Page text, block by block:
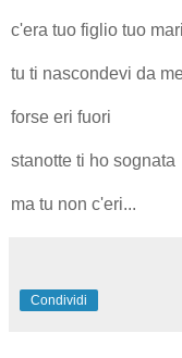
c'era tuo figlio tuo
tu ti nascondevi da
forse eri fuori
stanotte ti ho sognata
ma tu non c'eri...
Condividi